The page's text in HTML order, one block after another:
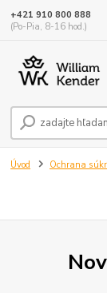
+421 910 800 888
(Po-Pia, 8-16 hod.)
Úvod Ochrana